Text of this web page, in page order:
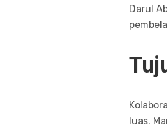
Darul
luas.